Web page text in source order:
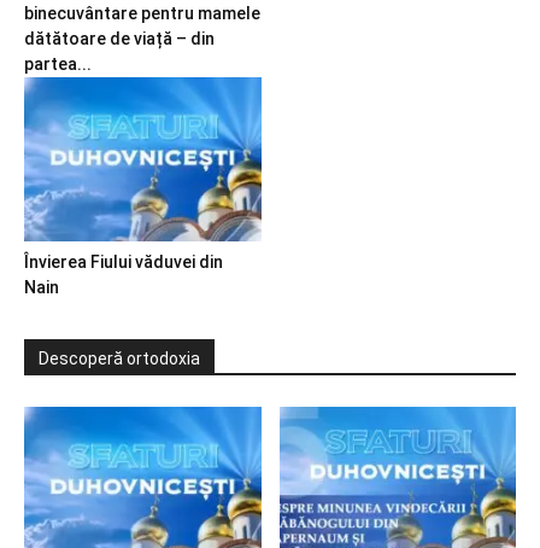
binecuvântare pentru mamele
dătătoare de viață – din
partea...
Învierea Fiului văduvei din
Nain
Descoperă ortodoxia